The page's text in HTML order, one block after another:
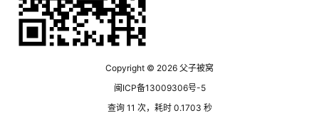
Copyright © 2026 父子被窝
闽ICP备13009306号-5
查询 11 次，耗时 0.1703 秒